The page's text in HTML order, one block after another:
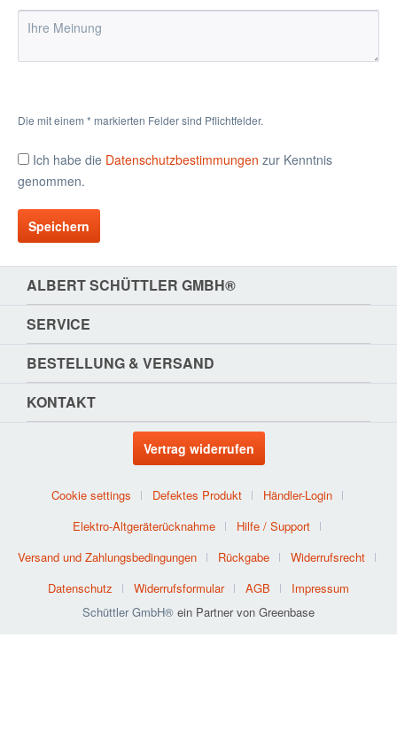
Die mit einem * markierten Felder sind Pflichtfelder.
Ich habe die Datenschutzbestimmungen zur Kenntnis
genommen.
Speichern
ALBERT SCHÜTTLER GMBH®
SERVICE
BESTELLUNG & VERSAND
KONTAKT
Vertrag widerrufen
Cookie settings Defektes Produkt
Händler-Login
Elektro-Altgeräterücknahme
Hilfe / Support
Versand und Zahlungsbedingungen
Rückgabe
Widerrufsrecht
Datenschutz
Widerrufsformular AGB
Impressum
Schüttler GmbH® ein Partner von Greenbase